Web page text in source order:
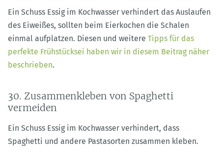
Ein Schuss Essig im Kochwasser verhindert das Auslaufen
des Eiweißes, sollten beim Eierkochen die Schalen
einmal aufplatzen. Diesen und weitere Tipps für das
perfekte Frühstücksei haben wir in diesem Beitrag näher
beschrieben.
30. Zusammenkleben von Spaghetti
vermeiden
Ein Schuss Essig im Kochwasser verhindert, dass
Spaghetti und andere Pastasorten zusammen kleben.